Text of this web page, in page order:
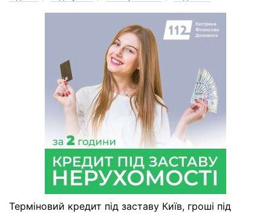
Терміновий кредит під заставу Київ, гроші під